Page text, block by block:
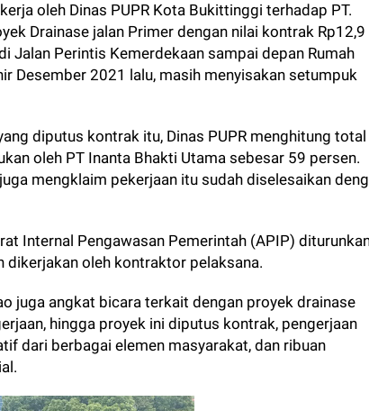
oleh Dinas PUPR Kota Bukittinggi terhadap PT.
Drainase jalan Primer dengan nilai kontrak Rp12,9
Jalan Perintis Kemerdekaan sampai depan Rumah
Desember 2021 lalu, masih menyisakan setumpuk
diputus kontrak itu, Dinas PUPR menghitung total
oleh PT Inanta Bhakti Utama sebesar 59 persen.
mengklaim pekerjaan itu sudah diselesaikan
Internal Pengawasan Pemerintah (APIP)
oleh kontraktor pelaksana.
juga angkat bicara terkait dengan proyek drainase
hingga proyek ini diputus kontrak, pengerjaan
dari berbagai elemen masyarakat, dan ribuan